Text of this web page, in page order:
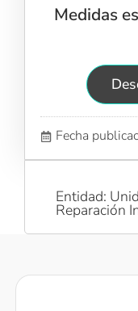
Medidas
Fecha
Entidad:
Reparación